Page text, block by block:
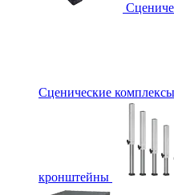
Сценические комплексы
кронштейны